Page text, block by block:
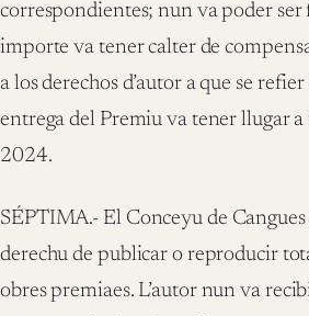
correspondientes; nun va poder ser
importe va tener calter de
a los derechos d’autor a que se
entrega del Premiu va tener llugar
2024.
SÉPTIMA.- El Conceyu de Cangues
derechu de publicar o reproducir
obres premiaes. L’autor nun va